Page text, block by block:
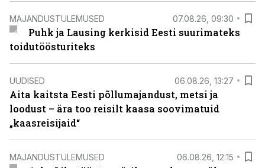
MAJANDUSTULEMUSED 07.08.26, 09:30
Puhk ja Lausing kerkisid Eesti suurimateks
toidutöösturiteks
UUDISED 06.08.26, 13:27
Aita kaitsta Eesti põllumajandust, metsi ja
loodust – ära too reisilt kaasa soovimatuid
„kaasreisijaid“
MAJANDUSTULEMUSED 06.08.26, 12:15